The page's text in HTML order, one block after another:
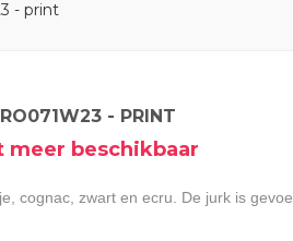
- print
- PRINT
meer beschikbaar
cognac, zwart en ecru. De jurk is